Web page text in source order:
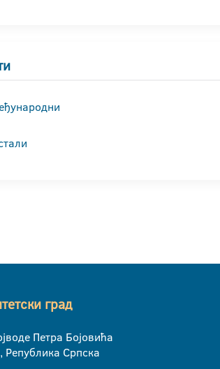
град
Петра Бојовића
Српска